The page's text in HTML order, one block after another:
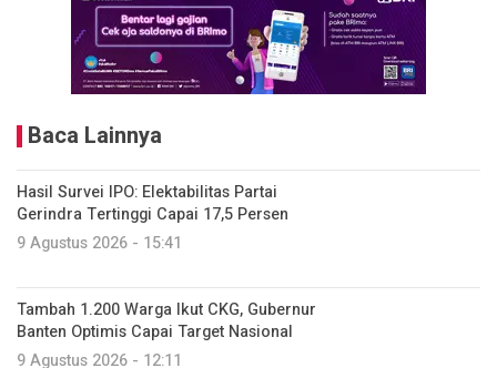
Baca Lainnya
Hasil Survei IPO: Elektabilitas Partai
Gerindra Tertinggi Capai 17,5 Persen
9 Agustus 2026 - 15:41
Tambah 1.200 Warga Ikut CKG, Gubernur
Banten Optimis Capai Target Nasional
9 Agustus 2026 - 12:11